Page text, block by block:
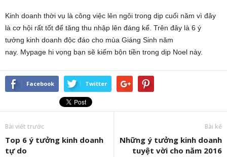
Kinh doanh thời vụ là công việc lên ngôi trong dịp cuối năm vì đây
là cơ hội rất tốt để tăng thu nhập lên đáng kể. Trên đây là 6 ý
tưởng kinh doanh độc đáo cho mùa Giáng Sinh năm
nay. Mypage hi vọng bạn sẽ kiếm bộn tiền trong dịp Noel này.
Facebook Twitter
Bài viết trước
Top 6 ý tưởng kinh doanh
tự do
Bài kế
Những ý tưởng kinh doanh
tuyệt vời cho năm 2016